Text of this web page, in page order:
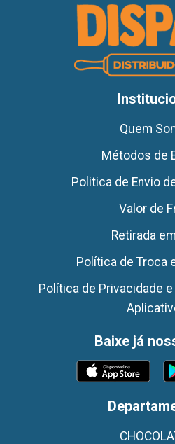
Quem
Métodos de
Politica de Envio
Valor de
Retirada
Política de Troca
Política de Privacidade
Baixe já